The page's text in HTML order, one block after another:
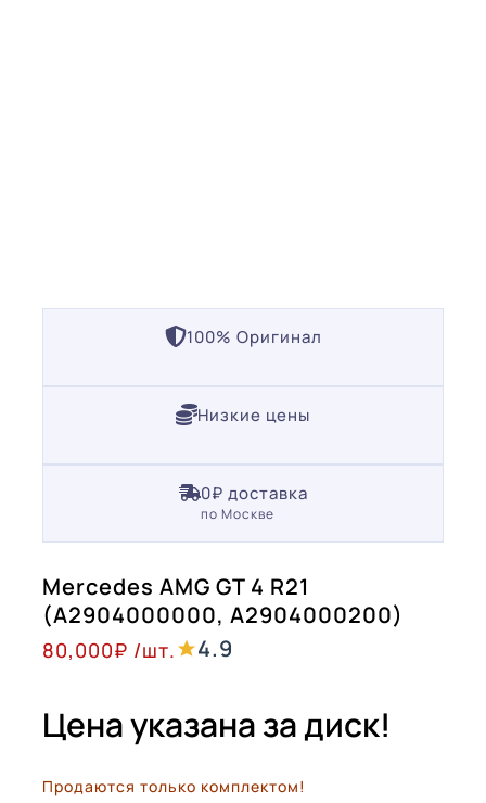
100% Оригинал
Низкие цены
0₽ доставка
по Москве
Mercedes AMG GT 4 R21
(A2904000000, A2904000200)
80,000₽ /шт. 4.9
Цена указана за диск!
Продаются только комплектом!